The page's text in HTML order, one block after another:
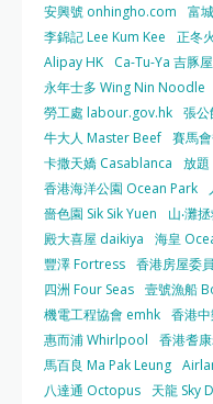
安興號 onhingho.com
富
李錦記 Lee Kum Kee
正冬
Alipay HK
Ca-Tu-Ya 吉豚屋
永年士多 Wing Nin Noodle
勞工處 labour.gov.hk 張
牛大人 Master Beef 賽馬
卡撒天嬌 Casablanca
放題
香港海洋公園 Ocean Park
嗇色園 Sik Sik Yuen
山‧灘
殿大喜屋 daikiya
海皇
豐澤 Fortress 香港房屋委
四洲 Four Seas 壹號漁船
機電工程協會 emhk 香港
惠而浦 Whirlpool
香港耆
馬百良 Ma Pak Leung
八達通 Octopus
天龍 Sky